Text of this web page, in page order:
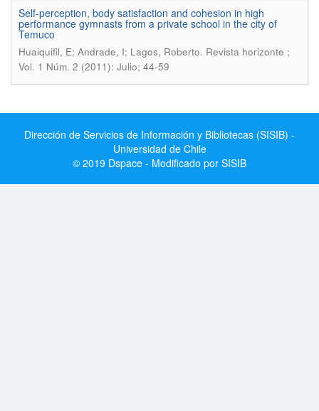
Self-perception, body satisfaction and cohesion in high
performance gymnasts from a private school in the city of
Temuco
Huaiquifil, E; Andrade, I; Lagos, Roberto. Revista horizonte ;
Vol. 1 Núm. 2 (2011): Julio; 44-59
Dirección de Servicios de Información y Bibliotecas (SISIB) -
Universidad de Chile
© 2019 Dspace - Modificado por SISIB